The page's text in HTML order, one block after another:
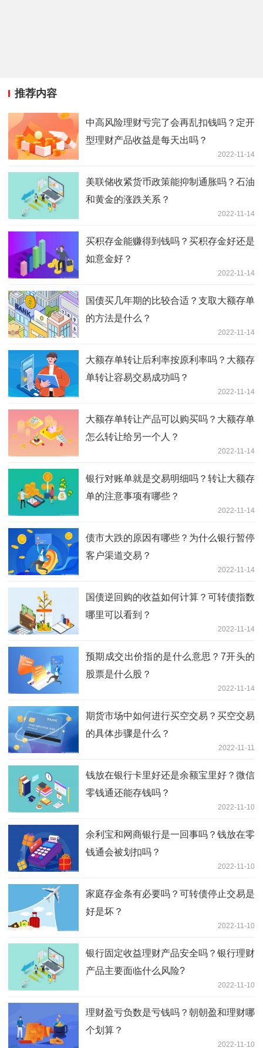
推荐内容
中高风险理财亏完了会再乱扣钱吗？定开
型理财产品收益是每天出吗？
2022-11-14
美联储收紧货币政策能抑制通胀吗？石油
和黄金的涨跌关系？
2022-11-14
买积存金能赚得到钱吗？买积存金好还是
如意金好？
2022-11-14
国债买几年期的比较合适？支取大额存单
的方法是什么？
2022-11-14
大额存单转让后利率按原利率吗？大额存
单转让容易交易成功吗？
2022-11-14
大额存单转让产品可以购买吗？大额存单
怎么转让给另一个人？
2022-11-14
银行对账单就是交易明细吗？转让大额存
单的注意事项有哪些？
2022-11-14
债市大跌的原因有哪些？为什么银行暂停
客户渠道交易？
2022-11-14
国债逆回购的收益如何计算？可转债指数
哪里可以看到？
2022-11-14
预期成交出价指的是什么意思？7开头的
股票是什么股？
2022-11-14
期货市场中如何进行买空交易？买空交易
的具体步骤是什么？
2022-11-11
钱放在银行卡里好还是余额宝里好？微信
零钱通还能存钱吗？
2022-11-10
余利宝和网商银行是一回事吗？钱放在零
钱通会被划扣吗？
2022-11-10
家庭存金条有必要吗？可转债停止交易是
好是坏？
2022-11-10
银行固定收益理财产品安全吗？银行理财
产品主要面临什么风险?
2022-11-10
理财盈亏负数是亏钱吗？朝朝盈和理财哪
个划算？
2022-11-10